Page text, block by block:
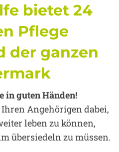
bietet 24
Pflege
der ganzen
in guten Händen!
Angehörigen dabei,
leben zu können,
übersiedeln zu müssen.